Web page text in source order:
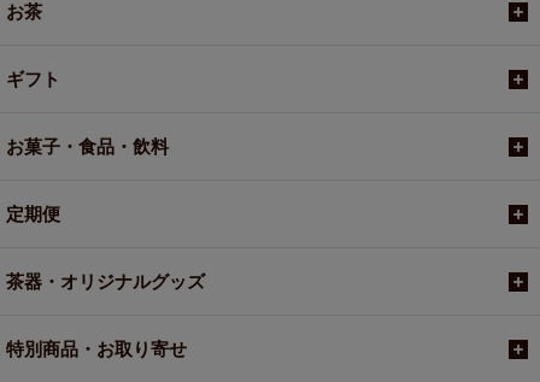
お茶
ギフト
お菓子・食品・飲料
定期便
茶器・オリジナルグッズ
特別商品・お取り寄せ